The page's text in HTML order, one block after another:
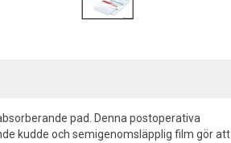
pad. Denna postoperativa
kudde och semigenomsläpplig film gör att